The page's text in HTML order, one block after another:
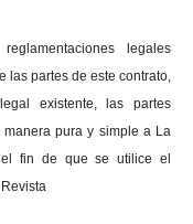
legales
las partes de este contrato,
existente, las partes
manera pura y simple a La
el fin de que se utilice el